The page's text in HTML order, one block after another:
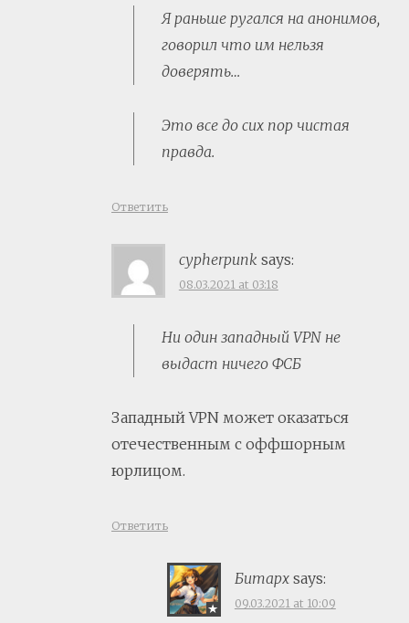
Я раньше ругался на анонимов,
говорил что им нельзя
доверять…
Это все до сих пор чистая
правда.
Ответить
cypherpunk says:
08.03.2021 at 03:18
Ни один западный VPN не
выдаст ничего ФСБ
Западный VPN может оказаться
отечественным с оффшорным
юрлицом.
Ответить
Битарх says:
09.03.2021 at 10:09